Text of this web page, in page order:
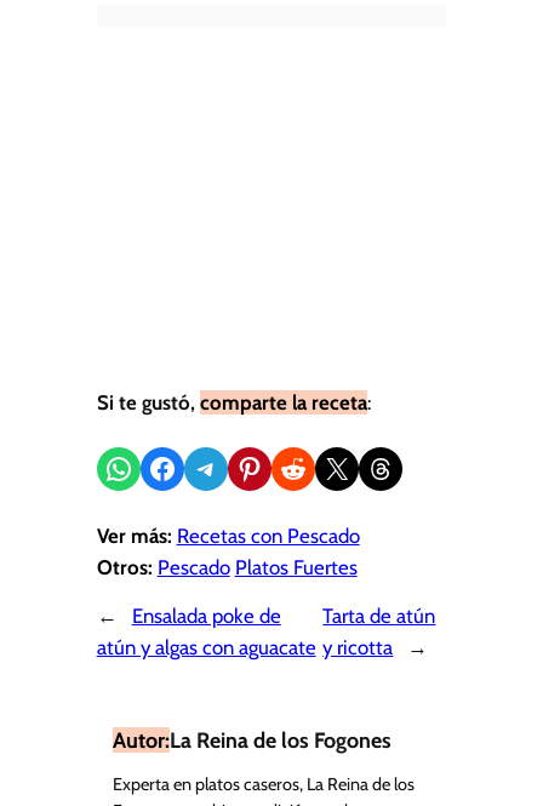
Si te gustó, comparte la receta:
Compartir en WhatsApp
Compartir en Facebook
Compartir en Telegram
Compartir en Pinterest
Compartir en Reddit
Compartir en X Share on Threads
Ver más: Recetas con Pescado
Otros: Pescado Platos Fuertes
←
Ensalada poke de
atún y algas con aguacate
Tarta de atún
y ricotta
→
Autor:La Reina de los Fogones
Experta en platos caseros, La Reina de los